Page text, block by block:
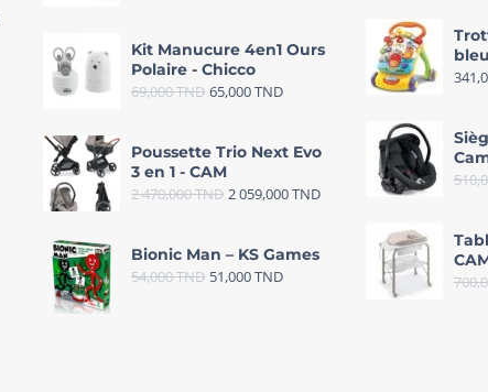
Kit Manucure 4en1 Ours
Polaire - Chicco
69,000TND 65,000TND
Poussette Trio Next Evo
3 en 1 - CAM
2 470,000TND 2 059,000TND
Bionic Man – KS Games
54,000TND 51,000TND